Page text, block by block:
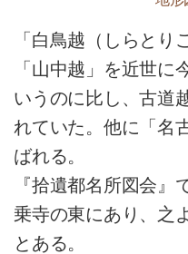
「白鳥越（しらとり
「山中越」を近世に
いうのに比し、古道
れていた。他に「名
ばれる。
『拾遺都名所図会』
乗寺の東にあり、之
とある。